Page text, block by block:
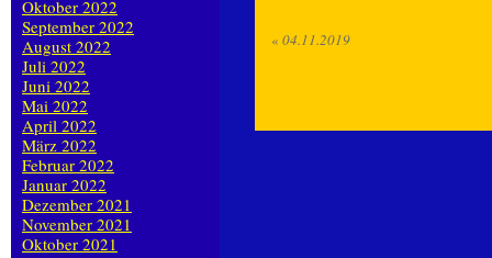
« 04.11.2019
Oktober 2022
September 2022
August 2022
Juli 2022
Juni 2022
Mai 2022
April 2022
März 2022
Februar 2022
Januar 2022
Dezember 2021
November 2021
Oktober 2021